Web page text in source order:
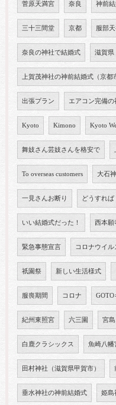
菅原天満宮 奈良 神前
三十三間堂 京都 服部
奈良の神社で結婚式 滋賀県
上賀茂神社の神前結婚式（京都
出張プラン エアコン完備の
Kyoto Kimono Kyoto
舞妓さん芸妓さんを格安で
To overseas customers 大石
一見さんお断り どうすれば
いい結婚式だった！ 西本願
緊急事態宣言 コロナウイル
祇園祭 新しい生活様式
服喪期間 コロナ GOTO
紀州東照宮 六三園 宮島
白鹿クラシックス 魚崎八幡
田村神社（滋賀県甲賀市）
垂水神社の神前結婚式 姫島